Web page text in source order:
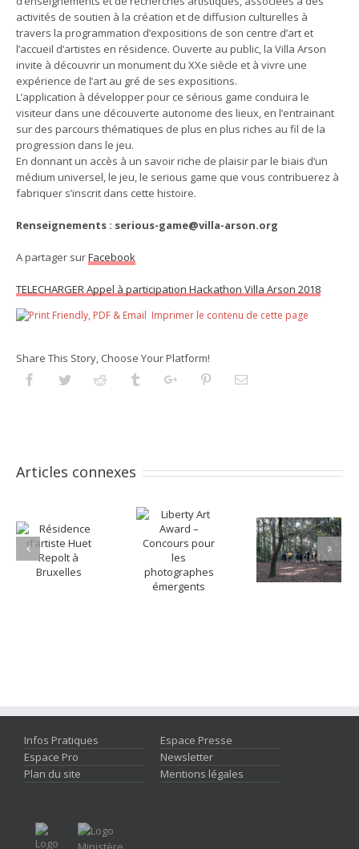
activités de soutien à la création et de diffusion culturelles à
travers la programmation d’expositions de son centre d’art et
l’accueil d’artistes en résidence. Ouverte au public, la Villa Arson
invite à découvrir un monument du XXe siècle et à vivre une
expérience de l’art au gré de ses expositions.
L’application à développer pour ce sérious game conduira le
visiteur dans une découverte autonome des lieux, en l’entrainant
sur des parcours thématiques de plus en plus riches au fil de la
progression dans le jeu.
En donnant un accès à un savoir riche de plaisir par le biais d’un
médium universel, le jeu, le serious game que vous contribuerez à
fabriquer s’inscrit dans cette histoire.
Renseignements : serious-game@villa-arson.org
A partager surFacebook
TELECHARGER Appel à participation Hackathon Villa Arson 2018
Imprimer le contenu de cette page
Share This Story, Choose Your Platform!
FacebookTwitterReddit TumblrGoogleplusPinterestEmail
Articles connexes
Infos Pratiques
Espace Presse
Espace Pro
Newsletter
Plan du site
Mentions légales